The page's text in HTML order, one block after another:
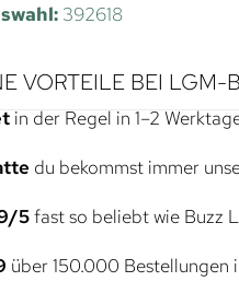
392618
VORTEILE BEI LGM-
in der Regel in 1–2
du bekommst immer
5fast so beliebt wie Buzz
über 150.000 Bestellungen